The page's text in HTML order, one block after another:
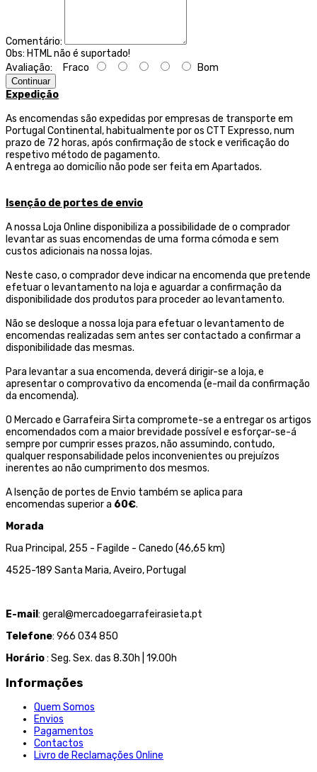
Comentário:
Obs: HTML não é suportado!
Avaliação: Fraco Bom
Continuar
Expedição
As encomendas são expedidas por empresas de transporte em
Portugal Continental, habitualmente por os CTT Expresso,num
prazo de 72 horas, após confirmação de stock e verificação do
respetivo método de pagamento.
A entrega ao domicílio não pode ser feita em Apartados.
Isenção de portes de envio
A nossa Loja Online disponibiliza a possibilidade de o comprador
levantar as suas encomendas de uma forma cómoda e sem
custos adicionais na nossa lojas.
Neste caso, o comprador deve indicar na encomenda que pretende
efetuar o levantamento na loja e aguardar a confirmação da
disponibilidade dos produtos para proceder ao levantamento.
Não se desloque a nossa loja para efetuar o levantamento de
encomendas realizadas sem antes ser contactado a confirmar a
disponibilidade das mesmas.
Para levantar a sua encomenda, deverá dirigir-se a loja, e
apresentar o comprovativo da encomenda (e-mail da confirmação
da encomenda).
O Mercado e Garrafeira Sirta compromete-se a entregar os artigos
encomendados com a maior brevidade possível e esforçar-se-á
sempre por cumprir esses prazos, não assumindo, contudo,
qualquer responsabilidade pelos inconvenientes ou prejuízos
inerentes ao não cumprimento dos mesmos.
A Isenção de portes de Envio também se aplica para
encomendas superior a 60€.
Morada
Rua Principal, 255 - Fagilde - Canedo (46,65 km)
4525-189 Santa Maria, Aveiro, Portugal
E-mail: geral@mercadoegarrafeirasieta.pt
Telefone: 966 034 850
Horário: Seg. Sex. das 8.30h | 19.00h
Informações
Quem Somos
Envios
Pagamentos
Contactos
Livro de Reclamações Online